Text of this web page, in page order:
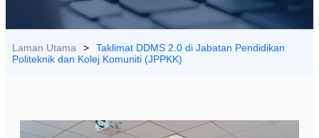
Laman Utama >
Taklimat DDMS 2.0 di Jabatan Pendidikan
Politeknik dan Kolej Komuniti (JPPKK)